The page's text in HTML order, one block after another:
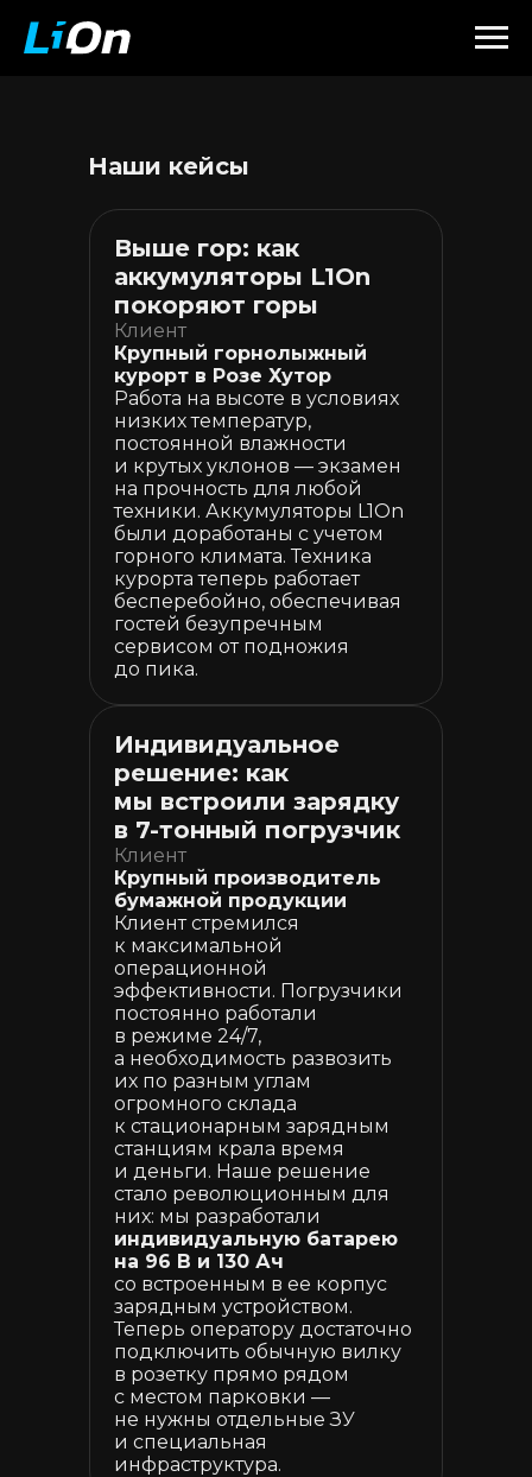
Наши кейсы
Выше гор: как
аккумуляторы L1On
покоряют горы
Клиент
Крупный горнолыжный
курорт в Розе Хутор
Работа на высоте в условиях
низких температур,
постоянной влажности
и крутых уклонов — экзамен
на прочность для любой
техники. Аккумуляторы L1On
были доработаны с учетом
горного климата. Техника
курорта теперь работает
бесперебойно, обеспечивая
гостей безупречным
сервисом от подножия
до пика.
Индивидуальное
решение: как
мы встроили зарядку
в 7-тонный погрузчик
Клиент
Крупный производитель
бумажной продукции
Клиент стремился
к максимальной
операционной
эффективности. Погрузчики
постоянно работали
в режиме 24/7,
а необходимость развозить
их по разным углам
огромного склада
к стационарным зарядным
станциям крала время
и деньги. Наше решение
стало революционным для
них: мы разработали
индивидуальную батарею
на 96 В и 130 Ач
со встроенным в ее корпус
зарядным устройством.
Теперь оператору достаточно
подключить обычную вилку
в розетку прямо рядом
с местом парковки —
не нужны отдельные ЗУ
и специальная
инфраструктура.